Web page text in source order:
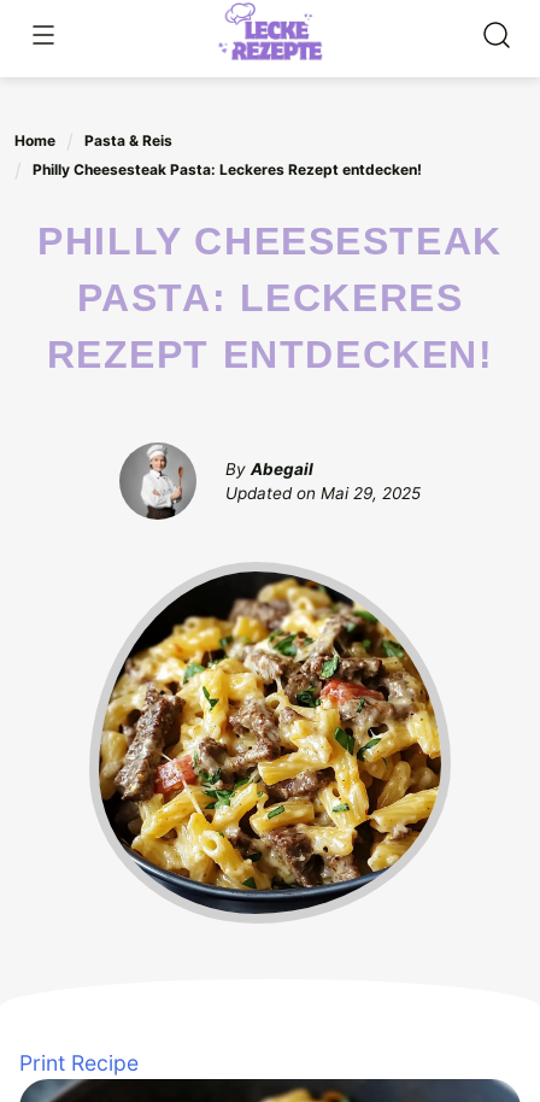
content
Home
Pasta & Reis
Philly Cheesesteak Pasta: Leckeres Rezept entdecken!
PHILLY CHEESESTEAK
PASTA: LECKERES
REZEPT ENTDECKEN!
By Abegail
Updated on Mai 29, 2025
Print Recipe